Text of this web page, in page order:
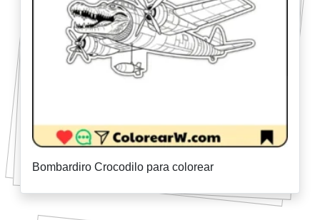
Bombardiro Crocodilo para colorear